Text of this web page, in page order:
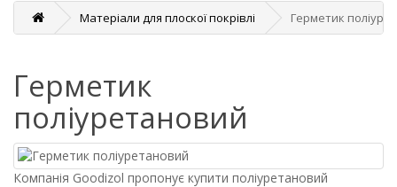
Матеріали для плоскої покрівлі Герметик
Герметик
поліуретановий
Компанія Goodizol пропонує купити поліуретановий